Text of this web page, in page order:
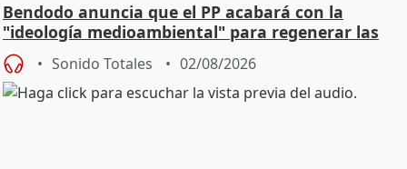
Bendodo anuncia que el PP acabará con la
"ideología medioambiental" para regenerar las
playas
Sonido Totales 02/08/2026